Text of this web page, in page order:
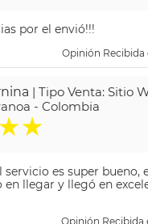
por el envió!!!
Opinión Recibida
| Tipo Venta: Sitio
- Colombia
★★
servicio es super bueno,
llegar y llegó en
Opinión Recibida